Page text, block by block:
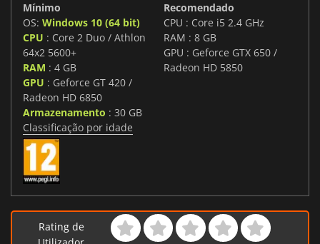
Mínimo
OS: Windows 10 (64 bit)
CPU : Core 2 Duo / Athlon
64x2 5600+
RAM : 4 GB
GPU : Geforce GT 420 /
Radeon HD 6850
Armazenamento : 30 GB
Recomendado
CPU : Core i5 2.4 GHz
RAM : 8 GB
GPU : Geforce GTX 650 /
Radeon HD 5850
Classificação por idade
Rating de